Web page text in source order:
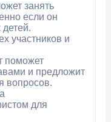
занять
если он
участников и
поможет
и предложит
вопросов.
для